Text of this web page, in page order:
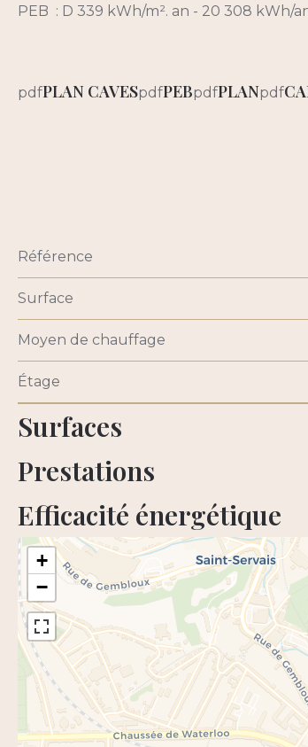
PEB : D 339 kWh/m². an - 20 308 kWh/
pdfPLAN CAVESpdfPEBpdfPLANpdf
Référence
Surface
Moyen de chauffage
Étage
Surfaces
Prestations
Efficacité énergétique
+
−